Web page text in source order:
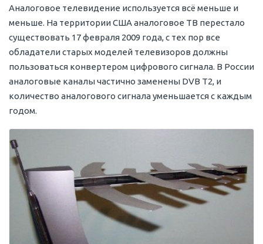
Аналоговое телевидение используется всё меньше и
меньше. На территории США аналоговое ТВ перестало
существовать 17 февраля 2009 года, с тех пор все
обладатели старых моделей телевизоров должны
пользоваться конвертером цифрового сигнала. В России
аналоговые каналы частично заменены DVB T2, и
количество аналогового сигнала уменьшается с каждым
годом.